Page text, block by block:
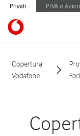
Privati P.IVA e
Copertura
Vodafone